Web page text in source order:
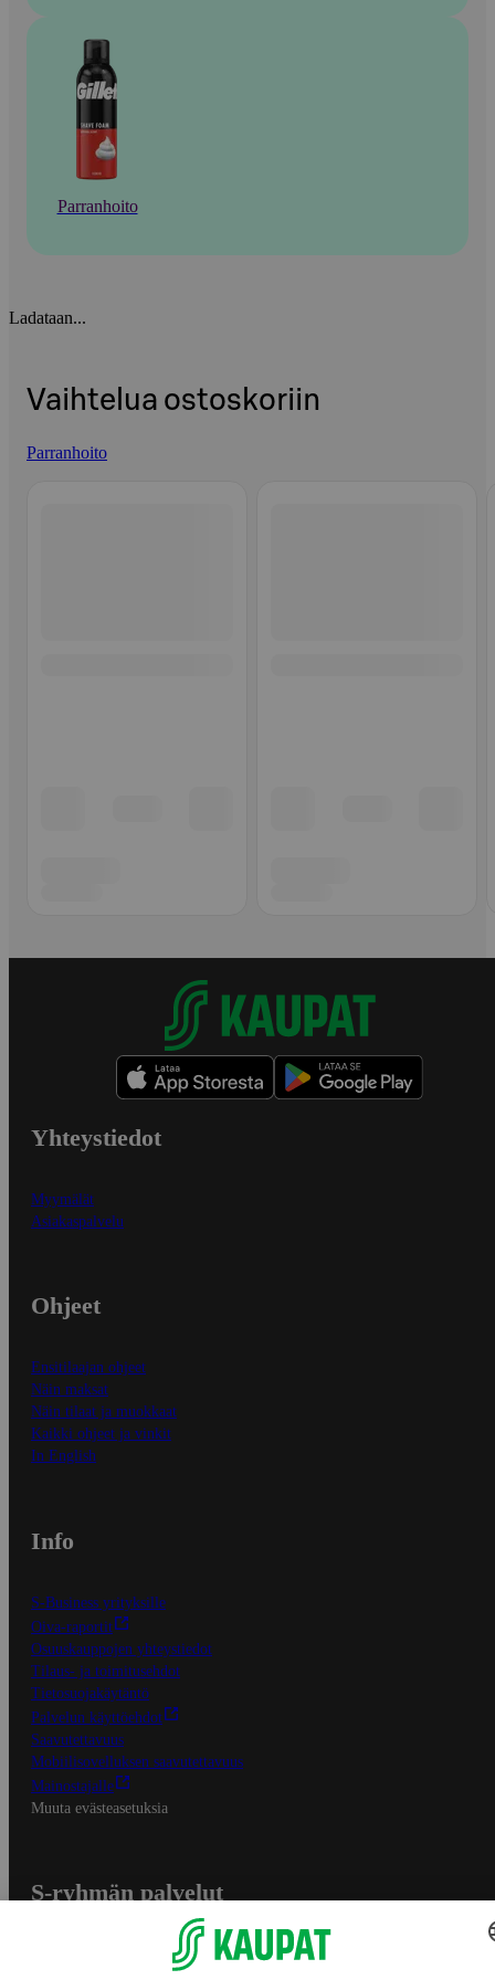
Parranhoito
Ladataan...
Vaihtelua ostoskoriin
Parranhoito
Yhteystiedot
Myymälät
Asiakaspalvelu
Ohjeet
Ensitilaajan ohjeet
Näin maksat
Näin tilaat ja muokkaat
Kaikki ohjeet ja vinkit
In English
Info
S-Business yrityksille
Oiva-raportit
Osuuskauppojen yhteystiedot
Tilaus- ja toimitusehdot
Tietosuojakäytäntö
Palvelun käyttöehdot
Saavutettavuus
Mobiilisovelluksen saavutettavuus
Mainostajalle
Muuta evästeasetuksia
S-ryhmän palvelut